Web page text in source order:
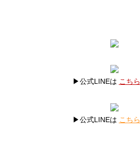
▶公式LINEは こちら
▶公式LINEは こちら